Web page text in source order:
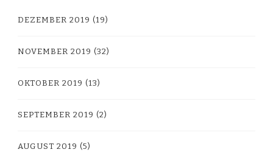
DEZEMBER 2019 (19)
NOVEMBER 2019 (32)
OKTOBER 2019 (13)
SEPTEMBER 2019 (2)
AUGUST 2019 (5)